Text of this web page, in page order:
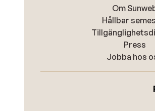
Om
Hållbar
Press
Jobba hos